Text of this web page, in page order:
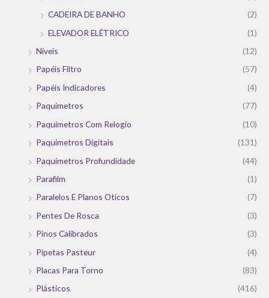
CADEIRA DE BANHO
(2)
ELEVADOR ELÉTRICO
(1)
Niveis
(12)
Papéis Filtro
(57)
Papéis Indicadores
(4)
Paquimetros
(77)
Paquimetros Com Relogio
(10)
Paquimetros Digitais
(131)
Paquimetros Profundidade
(44)
Parafilm
(1)
Paralelos E Planos Oticos
(7)
Pentes De Rosca
(3)
Pinos Calibrados
(3)
Pipetas Pasteur
(4)
Placas Para Torno
(83)
Plásticos
(416)